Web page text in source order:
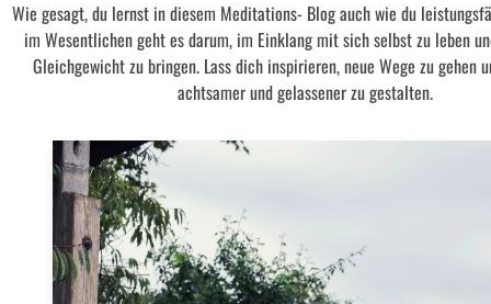
Wie gesagt, du lernst in diesem Meditations- Blog auch wie du
im Wesentlichen geht es darum, im Einklang mit sich selbst zu leben
Gleichgewicht zu bringen. Lass dich inspirieren, neue Wege zu gehen
achtsamer und gelassener zu gestalten.